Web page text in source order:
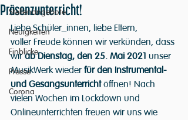
Stellenangebote
Neuigkeiten
Einblicke
Presse
Corona
Präsenzunterricht!
Liebe Schüler_innen, liebe Eltern,
voller Freude können wir verkünden, dass
wir ab Dienstag, den 25. Mai 2021 unser
MusikWerk wieder für den Instrumental-
und Gesangsunterricht öffnen! Nach
vielen Wochen im Lockdown und
Onlineunterrichten freuen wir uns wie